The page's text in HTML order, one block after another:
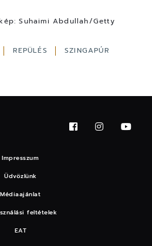
Suhaimi Abdullah/Getty
REPÜLÉS SZINGAPÚR
Impresszum
Üdvözlünk
Médiaajánlat
feltételek
EAT